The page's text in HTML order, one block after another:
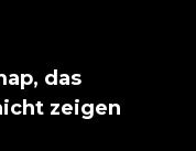
das
zeigen